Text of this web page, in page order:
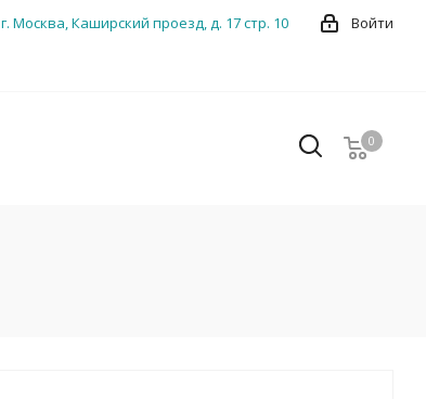
Войти
г. Москва, Каширский проезд, д. 17 стр. 10
0
0